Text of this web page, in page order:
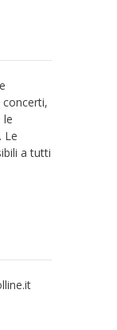
le
Le
a tutti